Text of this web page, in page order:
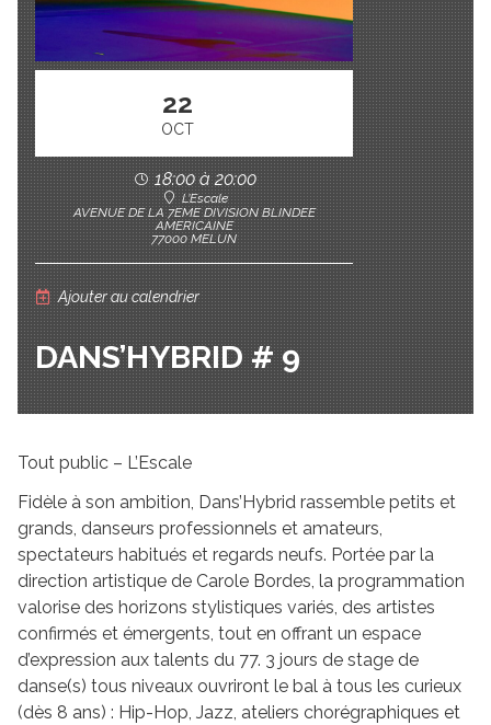
22
OCT
18:00 à 20:00
L’Escale
AVENUE DE LA 7EME DIVISION BLINDEE
AMERICAINE
77000 MELUN
Ajouter au calendrier
DANS’HYBRID # 9
Tout public – L’Escale
Fidèle à son ambition, Dans’Hybrid rassemble petits et
grands, danseurs professionnels et amateurs,
spectateurs habitués et regards neufs. Portée par la
direction artistique de Carole Bordes, la programmation
valorise des horizons stylistiques variés, des artistes
confirmés et émergents, tout en offrant un espace
d’expression aux talents du 77. 3 jours de stage de
danse(s) tous niveaux ouvriront le bal à tous les curieux
(dès 8 ans) : Hip-Hop, Jazz, ateliers chorégraphiques et